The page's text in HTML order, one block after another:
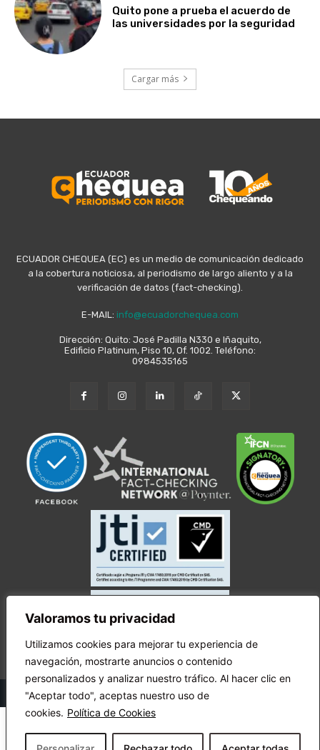
Valoramos tu privacidad
Utilizamos cookies para mejorar tu experiencia de
navegación, mostrarte anuncios o contenido
personalizados y analizar nuestro tráfico. Al hacer clic en
"Aceptar todo", aceptas nuestro uso de
cookies. Política de Cookies
Quito pone a prueba el acuerdo de
las universidades por la seguridad
Cargar más
ECUADOR CHEQUEA (EC) es un medio de comunicación dedicado
a la cobertura noticiosa, al periodismo de largo aliento y a la
verificación de datos (fact-checking).
E-MAIL: info@ecuadorchequea.com
Dirección: Quito: José Padilla N330 e Iñaquito,
Edificio Platinum, Piso 10, Of. 1002. Teléfono:
0984535165
© Copyright Ecuador Chequea 2025.